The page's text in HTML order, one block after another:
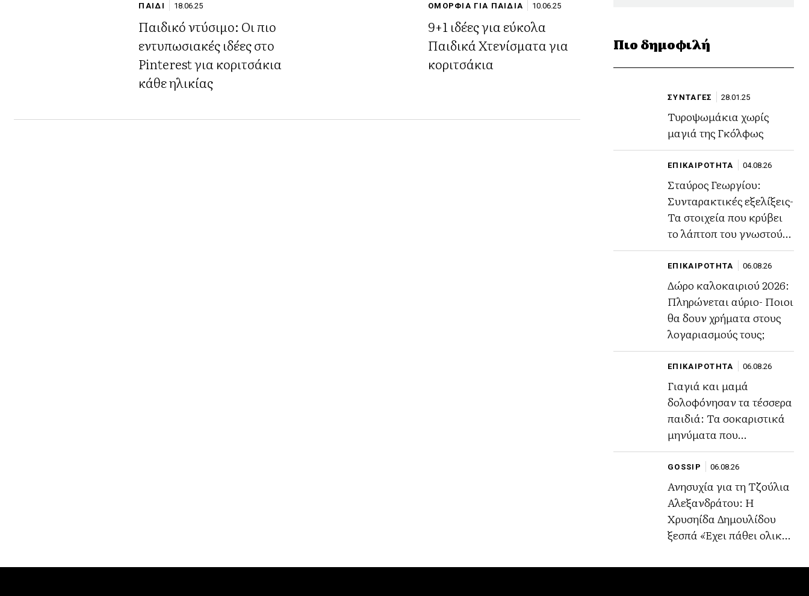
ΠΑΙΔΙ 18.06.25
Παιδικό ντύσιμο: Οι πιο
εντυπωσιακές ιδέες στο
Pinterest για κοριτσάκια
κάθε ηλικίας
ΟΜΟΡΦΙΑ ΓΙΑ ΠΑΙΔΙΑ 10.06.25
9+1 ιδέες για εύκολα
Παιδικά Χτενίσματα για
κοριτσάκια
Πιο δημοφιλή
ΣΥΝΤΑΓΕΣ 28.01.25
Τυροψωμάκια χωρίς
μαγιά της Γκόλφως
ΕΠΙΚΑΙΡΟΤΗΤΑ 04.08.26
Σταύρος Γεωργίου:
Συνταρακτικές εξελίξεις-
Τα στοιχεία που κρύβει
το λάπτοπ του γνωστού
ποινικολόγου
ΕΠΙΚΑΙΡΟΤΗΤΑ 06.08.26
Δώρο καλοκαιριού 2026:
Πληρώνεται αύριο- Ποιοι
θα δουν χρήματα στους
λογαριασμούς τους;
ΕΠΙΚΑΙΡΟΤΗΤΑ 06.08.26
Γιαγιά και μαμά
δολοφόνησαν τα τέσσερα
παιδιά: Τα σοκαριστικά
μηνύματα που
αποκάλυψαν το σχέδιο
τους.
GOSSIP 06.08.26
Ανησυχία για τη Τζούλια
Αλεξανδράτου: Η
Χρυσηίδα Δημουλίδου
ξεσπά «Έχει πάθει ολική
τη βοηθήσει»